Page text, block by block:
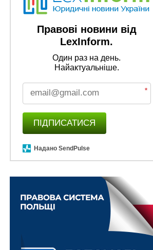
Правові новини від
LexInform.
Один раз на день.
Найактуальніше.
*
ПІДПИСАТИСЯ
Надано SendPulse